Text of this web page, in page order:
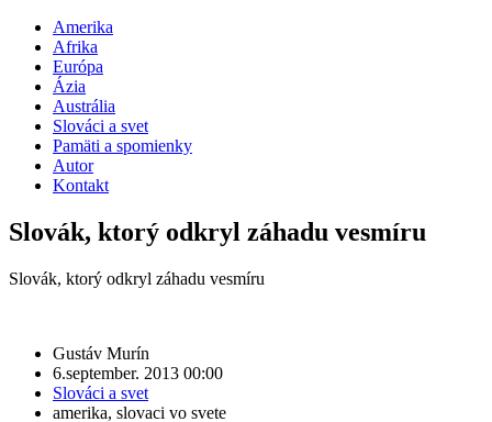
Amerika
Afrika
Európa
Ázia
Austrália
Slováci a svet
Pamäti a spomienky
Autor
Kontakt
Slovák, ktorý odkryl záhadu vesmíru
Slovák, ktorý odkryl záhadu vesmíru
Gustáv Murín
6.september. 2013 00:00
Slováci a svet
amerika, slovaci vo svete